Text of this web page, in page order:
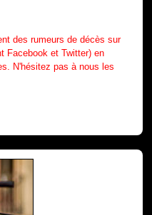
des rumeurs de décès sur
Facebook et Twitter) en
N'hésitez pas à nous les